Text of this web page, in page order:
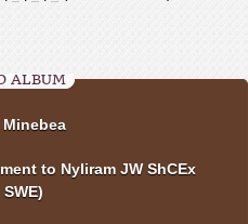
ALBUM
to Nyliram JW ShCEx